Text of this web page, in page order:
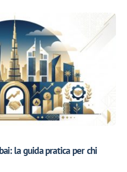
la guida pratica per chi